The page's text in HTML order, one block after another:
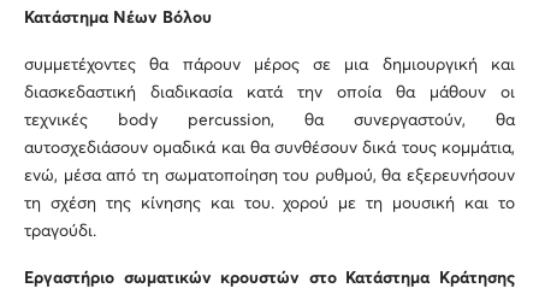
Κατάστημα Νέων Βόλου
συμμετέχοντες θα πάρουν μέρος σε μια δημιουργική και
διασκεδαστική διαδικασία κατά την οποία θα μάθουν οι
τεχνικές body percussion, θα συνεργαστούν, θα
αυτοσχεδιάσουν ομαδικά και θα συνθέσουν δικά τους κομμάτια,
ενώ, μέσα από τη σωματοποίηση του ρυθμού, θα εξερευνήσουν
τη σχέση της κίνησης και του. χορού με τη μουσική και το
τραγούδι.
Εργαστήριο σωματικών κρουστών στο Κατάστημα Κράτησης